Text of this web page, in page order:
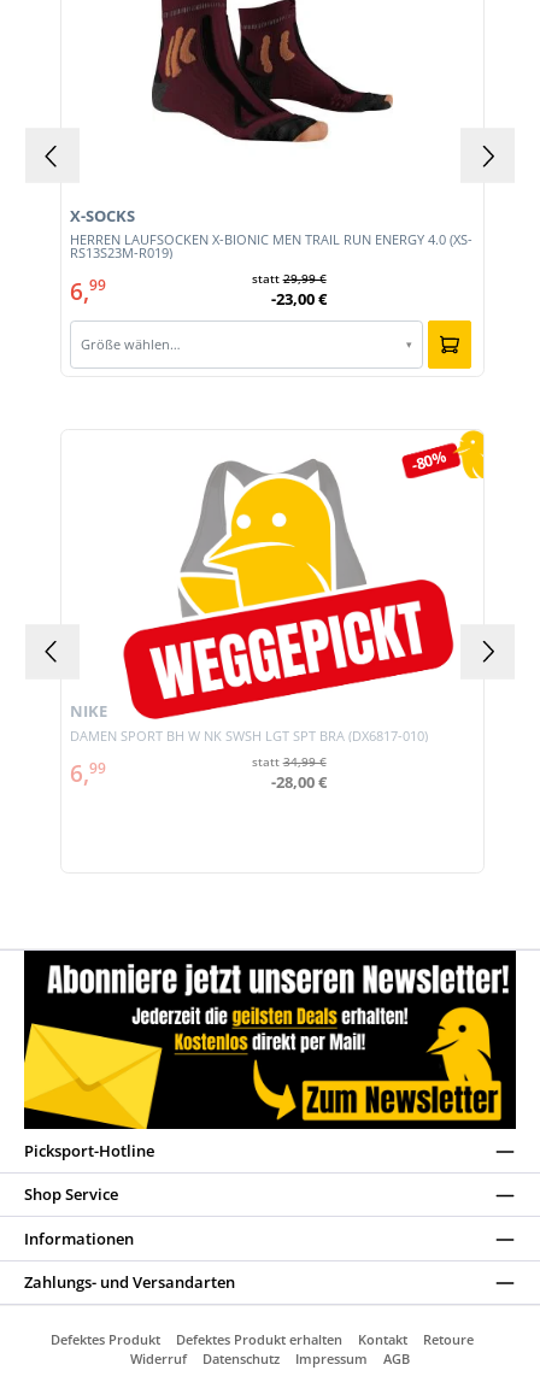
HERREN LAUFSOCKEN X-BIONIC MEN TRAIL RUN ENERGY 4.0 (XS-
RS13S23M-R019)
X-SOCKS
6,99 statt29,99 €
-23,00 €
Größe wählen… ▾
-80%
DAMEN SPORT BH W NK SWSH LGT SPT BRA (DX6817-010)
NIKE
6,99 statt34,99 €
-28,00 €
Picksport-Hotline
Shop Service
Informationen
Zahlungs- und Versandarten
Defektes Produkt Defektes Produkt erhalten Kontakt
Retoure
Widerruf
Datenschutz Impressum
AGB